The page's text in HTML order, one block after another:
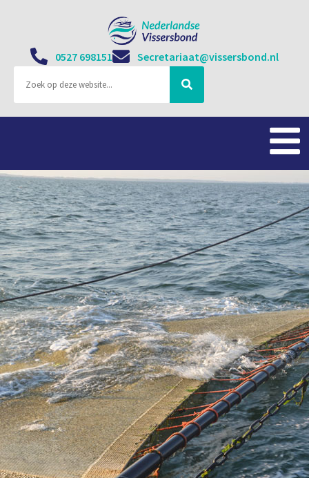
0527 698151 Secretariaat@vissersbond.nl